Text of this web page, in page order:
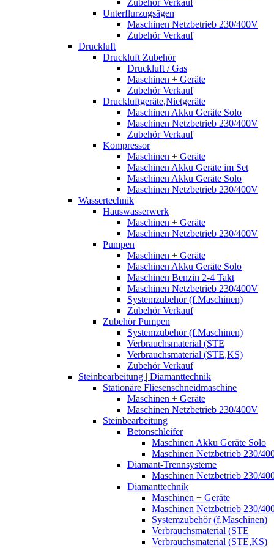
Zubehör Verkauf
Unterflurzugsägen
Maschinen Netzbetrieb 230/400V
Zubehör Verkauf
Druckluft
Druckluft Zubehör
Druckluft / Gas
Maschinen + Geräte
Zubehör Verkauf
Druckluftgeräte,Nietgeräte
Maschinen Akku Geräte Solo
Maschinen Netzbetrieb 230/400V
Zubehör Verkauf
Kompressor
Maschinen + Geräte
Maschinen Akku Geräte im Set
Maschinen Akku Geräte Solo
Maschinen Netzbetrieb 230/400V
Wassertechnik
Hauswasserwerk
Maschinen + Geräte
Maschinen Netzbetrieb 230/400V
Pumpen
Maschinen + Geräte
Maschinen Akku Geräte Solo
Maschinen Benzin 2-4 Takt
Maschinen Netzbetrieb 230/400V
Systemzubehör (f.Maschinen)
Zubehör Verkauf
Zubehör Pumpen
Systemzubehör (f.Maschinen)
Verbrauchsmaterial (STE
Verbrauchsmaterial (STE,KS)
Zubehör Verkauf
Steinbearbeitung | Diamanttechnik
Stationäre Fliesenschneidmaschine
Maschinen + Geräte
Maschinen Netzbetrieb 230/400V
Steinbearbeitung
Betonschleifer
Maschinen Akku Geräte Solo
Maschinen Netzbetrieb 230/
Diamant-Trennsysteme
Maschinen Netzbetrieb 230/
Diamanttechnik
Maschinen + Geräte
Maschinen Netzbetrieb 230/
Systemzubehör (f.Maschinen)
Verbrauchsmaterial (STE
Verbrauchsmaterial (STE,KS)